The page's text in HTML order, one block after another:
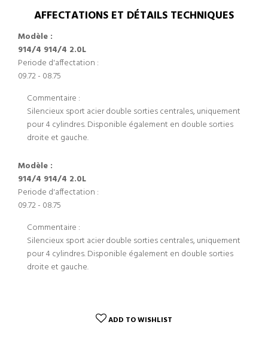
AFFECTATIONS ET DÉTAILS TECHNIQUES
Modèle :
914/4 914/4 2.0L
Periode d'affectation :
09.72 - 08.75
Commentaire :
Silencieux sport acier double sorties centrales, uniquement
pour 4 cylindres. Disponible également en double sorties
droite et gauche.
Modèle :
914/4 914/4 2.0L
Periode d'affectation :
09.72 - 08.75
Commentaire :
Silencieux sport acier double sorties centrales, uniquement
pour 4 cylindres. Disponible également en double sorties
droite et gauche.
ADD TO WISHLIST